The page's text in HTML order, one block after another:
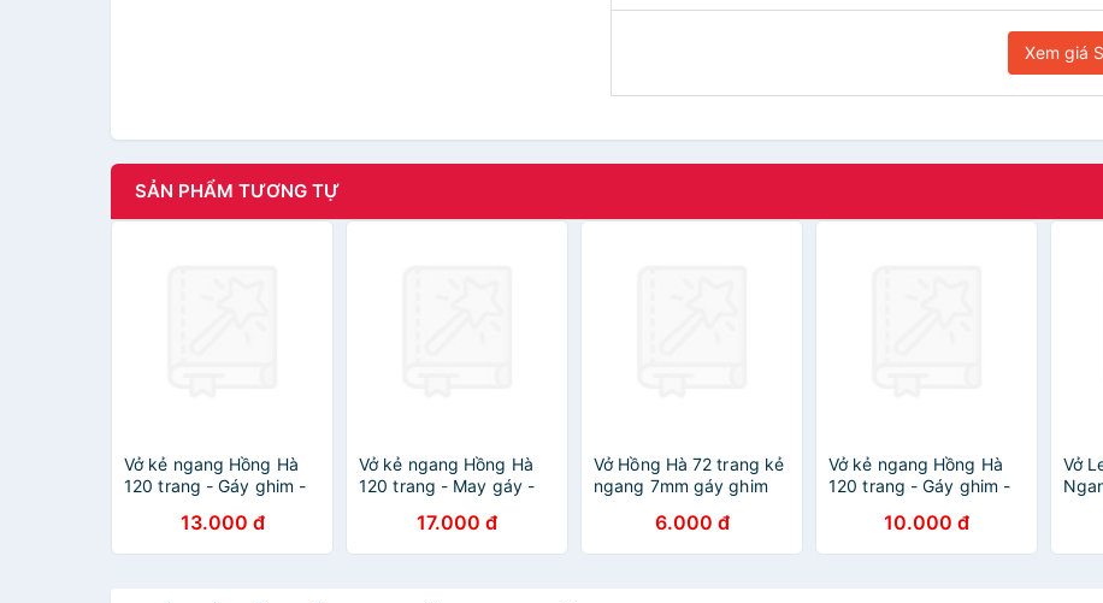
Xem giá
SẢN PHẨM TƯƠNG TỰ
Vở kẻ ngang Hồng Hà
120 trang - Gáy ghim -
định lượng 70 gm2 độ
sáng 90-92 ISO Khổ vở
13.000 đ
Vở kẻ ngang Hồng Hà
120 trang - May gáy -
lượng 70 m2 độ sáng
90-92 ISO Khổ vở 180 x
17.000 đ
Vở Hồng Hà 72 trang kẻ
ngang 7mm gáy ghim
1693 định lượng 55 -
57gsm độ trắng 84%
6.000 đ
Vở kẻ ngang Hồng Hà
120 trang - Gáy ghim -
1687 định lượng 55-
57gm2 độ sáng 82-84
10.000 đ
Vở